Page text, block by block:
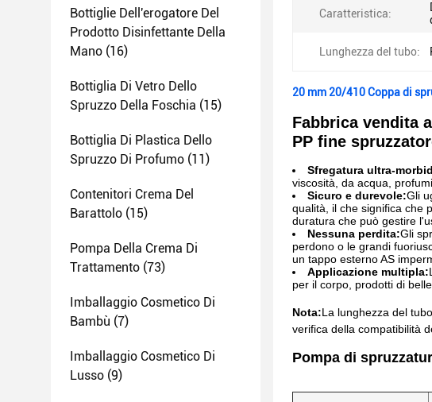
Bottiglie Dell'erogatore Del
Prodotto Disinfettante Della
Mano (16)
Bottiglia Di Vetro Dello
Spruzzo Della Foschia (15)
Bottiglia Di Plastica Dello
Spruzzo Di Profumo (11)
Contenitori Crema Del
Barattolo (15)
Pompa Della Crema Di
Trattamento (73)
Imballaggio Cosmetico Di
Bambù (7)
Imballaggio Cosmetico Di
Lusso (9)
Caratteristica:
Lunghezza del tubo:
20 mm 20/410 Coppa di
Fabbrica vendita
PP fine
Sfregatura ultra-
viscosità, da acqua,
Sicuro e durevole:Gli
qualità, il che significa che
duratura che può gestire
Nessuna perdita:Gli
perdono o le grandi
un tappo esterno AS
Applicazione multipla:
per il corpo, prodotti di
Nota:La lunghezza del
verifica della compatibilità
Pompa di